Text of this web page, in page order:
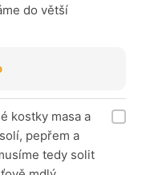
do větší
kostky masa a
pepřem a
tedy solit